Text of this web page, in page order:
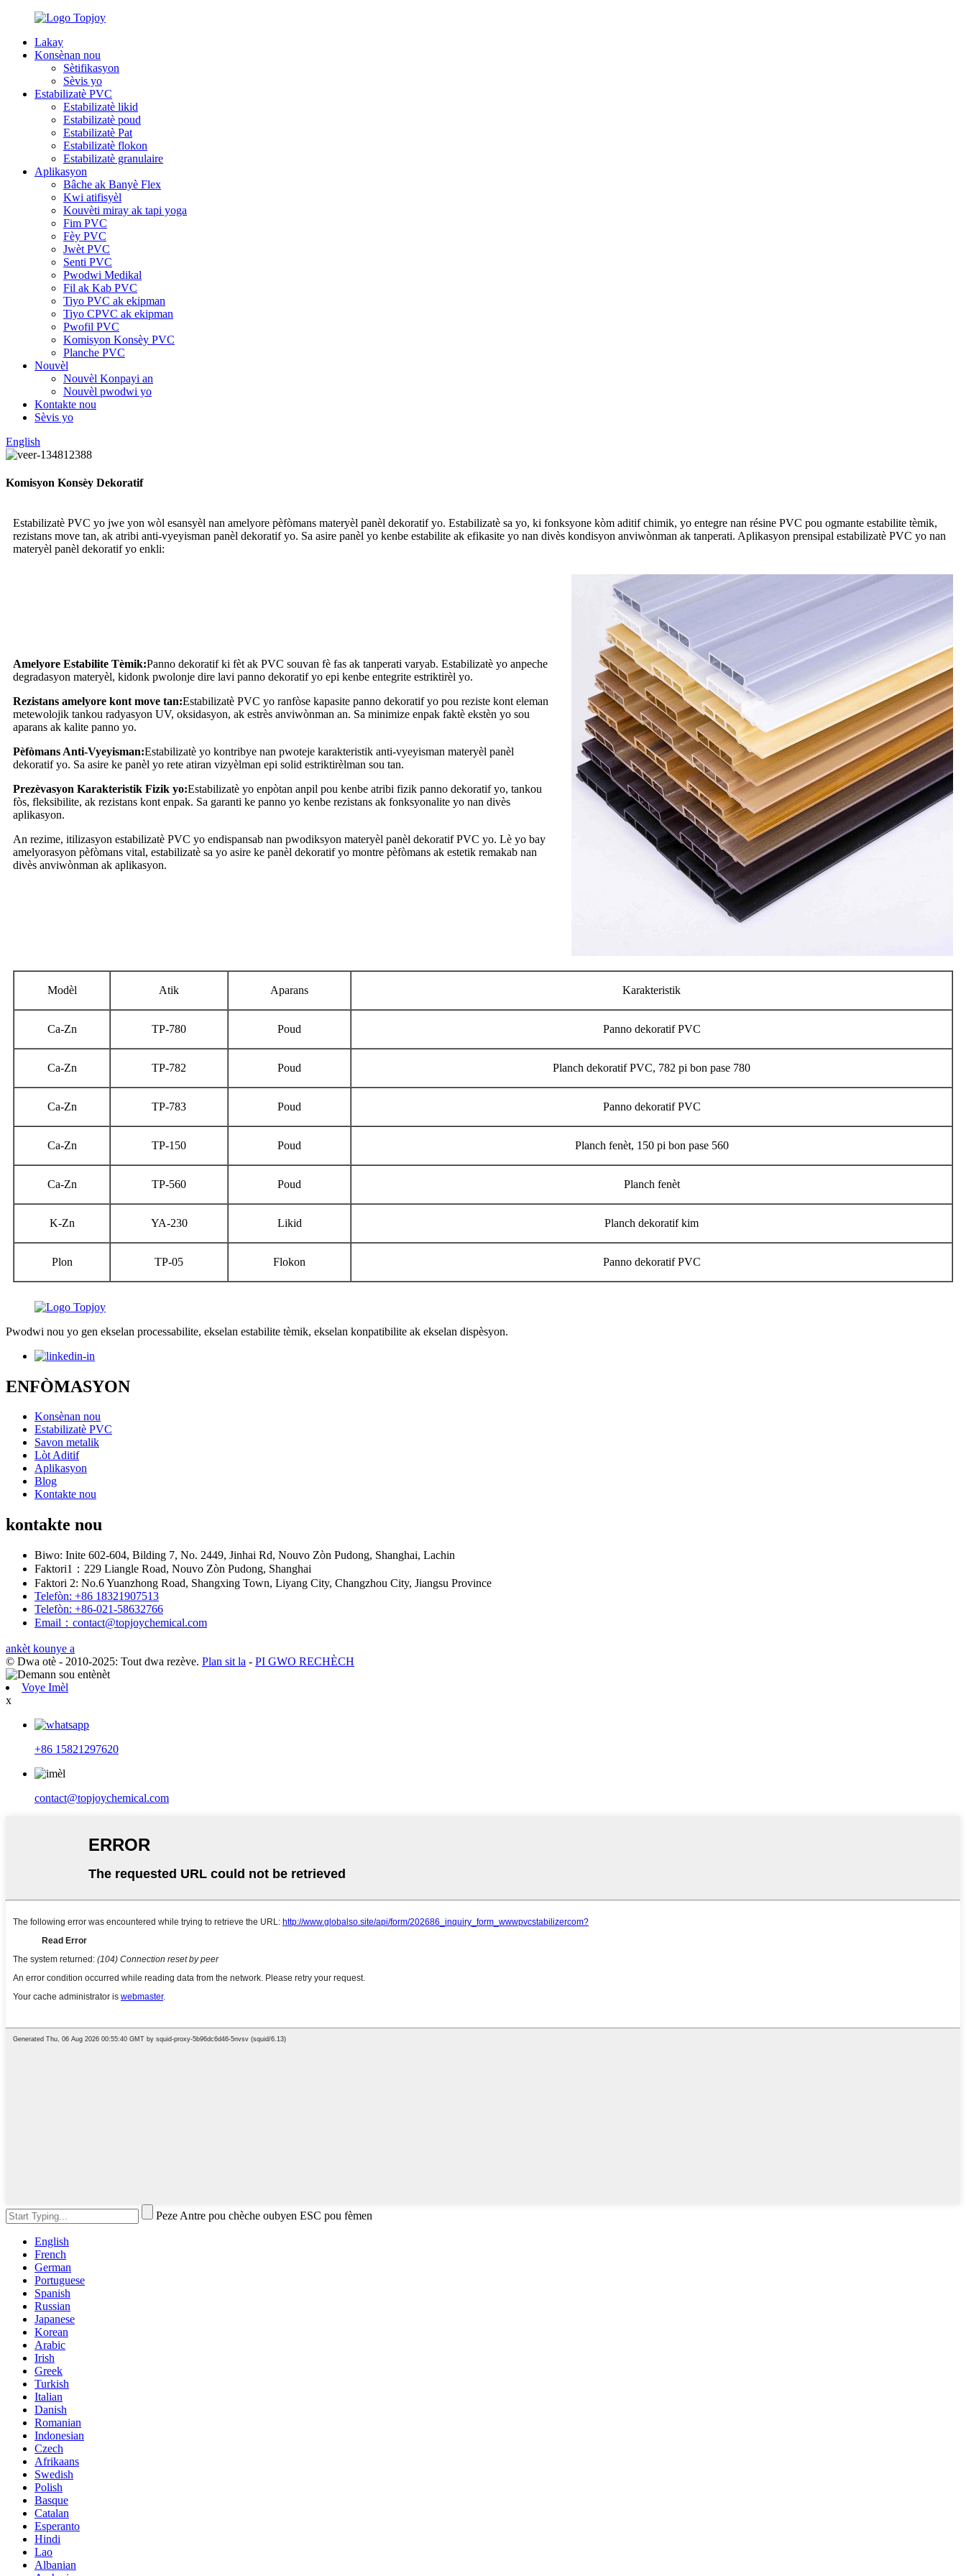
Lakay
Konsènan nou
Sètifikasyon
Sèvis yo
Estabilizatè PVC
Estabilizatè likid
Estabilizatè poud
Estabilizatè Pat
Estabilizatè flokon
Estabilizatè granulaire
Aplikasyon
Bâche ak Banyè Flex
Kwi atifisyèl
Kouvèti miray ak tapi yoga
Fim PVC
Fèy PVC
Jwèt PVC
Senti PVC
Pwodwi Medikal
Fil ak Kab PVC
Tiyo PVC ak ekipman
Tiyo CPVC ak ekipman
Pwofil PVC
Komisyon Konsèy PVC
Planche PVC
Nouvèl
Nouvèl Konpayi an
Nouvèl pwodwi yo
Kontakte nou
Sèvis yo
English
Komisyon Konsèy Dekoratif
Estabilizatè PVC yo jwe yon wòl esansyèl nan amelyore pèfòmans materyèl panèl dekoratif yo. Estabilizatè sa yo, ki fonksyone kòm aditif chimik, yo entegre nan résine PVC pou ogmante estabilite tèmik,
rezistans move tan, ak atribi anti-vyeyisman panèl dekoratif yo. Sa asire panèl yo kenbe estabilite ak efikasite yo nan divès kondisyon anviwònman ak tanperati. Aplikasyon prensipal estabilizatè PVC yo nan
materyèl panèl dekoratif yo enkli:
Amelyore Estabilite Tèmik:Panno dekoratif ki fèt ak PVC souvan fè fas ak tanperati varyab. Estabilizatè yo anpeche
degradasyon materyèl, kidonk pwolonje dire lavi panno dekoratif yo epi kenbe entegrite estriktirèl yo.
Rezistans amelyore kont move tan:Estabilizatè PVC yo ranfòse kapasite panno dekoratif yo pou reziste kont eleman
metewolojik tankou radyasyon UV, oksidasyon, ak estrès anviwònman an. Sa minimize enpak faktè ekstèn yo sou
aparans ak kalite panno yo.
Pèfòmans Anti-Vyeyisman:Estabilizatè yo kontribye nan pwoteje karakteristik anti-vyeyisman materyèl panèl
dekoratif yo. Sa asire ke panèl yo rete atiran vizyèlman epi solid estriktirèlman sou tan.
Prezèvasyon Karakteristik Fizik yo:Estabilizatè yo enpòtan anpil pou kenbe atribi fizik panno dekoratif yo, tankou
fòs, fleksibilite, ak rezistans kont enpak. Sa garanti ke panno yo kenbe rezistans ak fonksyonalite yo nan divès
aplikasyon.
An rezime, itilizasyon estabilizatè PVC yo endispansab nan pwodiksyon materyèl panèl dekoratif PVC yo. Lè yo bay
amelyorasyon pèfòmans vital, estabilizatè sa yo asire ke panèl dekoratif yo montre pèfòmans ak estetik remakab nan
divès anviwònman ak aplikasyon.
Modèl Atik Aparans Karakteristik
Ca-Zn TP-780 Poud Panno dekoratif PVC
Ca-Zn TP-782 Poud Planch dekoratif PVC, 782 pi bon pase 780
Ca-Zn TP-783 Poud Panno dekoratif PVC
Ca-Zn TP-150 Poud Planch fenèt, 150 pi bon pase 560
Ca-Zn TP-560 Poud Planch fenèt
K-Zn YA-230 Likid Planch dekoratif kim
Plon TP-05 Flokon Panno dekoratif PVC
Pwodwi nou yo gen ekselan processabilite, ekselan estabilite tèmik, ekselan konpatibilite ak ekselan dispèsyon.
ENFÒMASYON
Konsènan nou
Estabilizatè PVC
Savon metalik
Lòt Aditif
Aplikasyon
Blog
Kontakte nou
kontakte nou
Biwo: Inite 602-604, Bilding 7, No. 2449, Jinhai Rd, Nouvo Zòn Pudong, Shanghai, Lachin
Faktori1：229 Liangle Road, Nouvo Zòn Pudong, Shanghai
Faktori 2: No.6 Yuanzhong Road, Shangxing Town, Liyang City, Changzhou City, Jiangsu Province
Telefòn: +86 18321907513
Telefòn: +86-021-58632766
Email：contact@topjoychemical.com
ankèt kounye a
© Dwa otè - 2010-2025: Tout dwa rezève. Plan sit la - PI GWO RECHÈCH
Voye Imèl
x
+86 15821297620
contact@topjoychemical.com
Peze Antre pou chèche oubyen ESC pou fèmen
English
French
German
Portuguese
Spanish
Russian
Japanese
Korean
Arabic
Irish
Greek
Turkish
Italian
Danish
Romanian
Indonesian
Czech
Afrikaans
Swedish
Polish
Basque
Catalan
Esperanto
Hindi
Lao
Albanian